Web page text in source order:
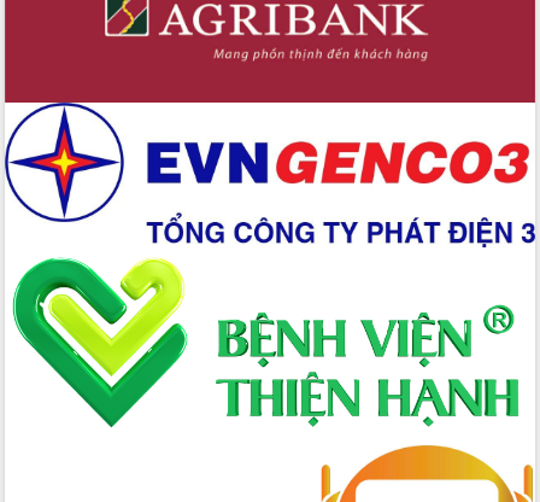
Xây dựng nền hành chính số đồng
hành cùng nông dân dân, doanh nghiệp
đấu có 77% xã đạt chuẩn nông thôn
mới
Chuyển đổi số 'mở đường' cho nông
nghiệp Đắk Lắk tăng trưởng bứt phá
Triển khai đồng bộ đo đạc, lập hồ sơ
địa chính, hoàn thiện cơ sở dữ liệu đất
đai
Ứng dụng sinh trắc học - Bước tiến
trong hành trình chuyển đổi số tại Đắk
Lắk
Đắk Lắk nâng cao hiệu quả công tác
Đảng từ Sổ tay đảng viên điện tử
Đắk Lắk đẩy mạnh nuôi biển công